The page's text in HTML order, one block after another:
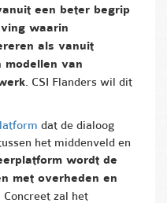
een beter begrip
waarin
als vanuit
modellen van
. CSI Flanders wil dit
dat de dialoog
het middenveld en
wordt de
met overheden en
Concreet zal het